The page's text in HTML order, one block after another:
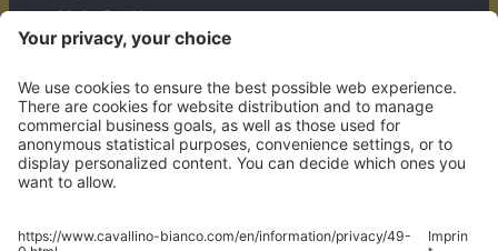
Mühledörfle 158
A-6708 Brand
ANREISE